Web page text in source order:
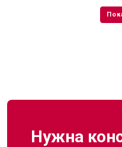
Нужна